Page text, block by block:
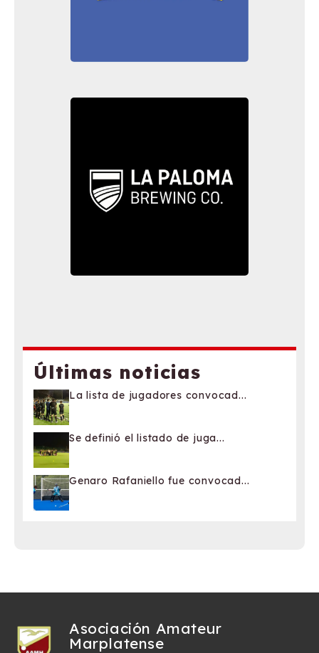
Últimas noticias
La lista de jugadores convocad...
Se definió el listado de juga...
Genaro Rafaniello fue convocad...
Asociación Amateur
Marplatense